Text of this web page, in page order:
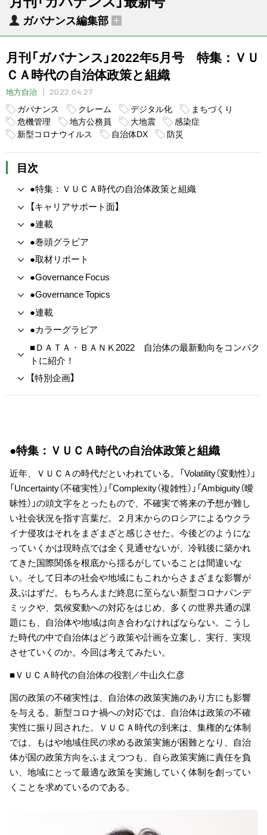
ガバナンス編集部
月刊「ガバナンス」2022年5月号 特集：ＶＵ
ＣＡ時代の自治体政策と組織
地方自治
2022.04.27
ガバナンス
クレーム デジタル化
まちづくり
危機管理
地方公務員 大地震
感染症
新型コロナウイルス
自治体DX 防災
目次
●特集：ＶＵＣＡ時代の自治体政策と組織
【キャリアサポート面】
●連載
●巻頭グラビア
●取材リポート
●Governance Focus
●Governance Topics
●連載
●カラーグラビア
■ＤＡＴＡ・ＢＡＮＫ2022 自治体の最新動向をコンパク
トに紹介！
【特別企画】
●特集：ＶＵＣＡ時代の自治体政策と組織
近年、ＶＵＣＡの時代だといわれている。「Volatility（変動性）」
「Uncertainty（不確実性）」「Complexity（複雑性）」「Ambiguity（曖
昧性）」の頭文字をとったもので、不確実で将来の予想が難し
い社会状況を指す言葉だ。２月末からのロシアによるウクラ
イナ侵攻はそれをまざまざと感じさせた。今後どのようにな
っていくかは現時点では全く見通せないが、冷戦後に築かれ
てきた国際関係を根底から揺るがしていることは間違いな
い。そして日本の社会や地域にもこれからさまざまな影響が
及ぶはずだ。もちろんまだ終息に至らない新型コロナパンデ
ミックや、気候変動への対応をはじめ、多くの世界共通の課
題にも、自治体や地域は向き合わなければならない。こうし
た時代の中で自治体はどう政策や計画を立案し、実行、実現
させていくのか。今回は考えてみたい。
■ＶＵＣＡ時代の自治体の役割／牛山久仁彦
国の政策の不確実性は、自治体の政策実施のあり方にも影響
を与える。新型コロナ禍への対応では、自治体は政策の不確
実性に振り回された。ＶＵＣＡ時代の到来は、集権的な体制
では、もはや地域住民の求める政策実施が困難となり、自治
体が国の政策方向をふまえつつも、自ら政策実施に責任を負
い、地域にとって最適な政策を実施していく体制を創ってい
くことを求めているのである。